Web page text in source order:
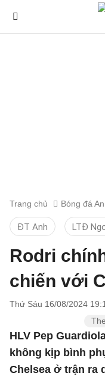
Trang chủ Bóng đá
ĐT Anh LTĐ
Rodri
chiến với
Thứ Sáu 16/08/2024
HLV Pep
không kịp bình
Chelsea ở trận ra